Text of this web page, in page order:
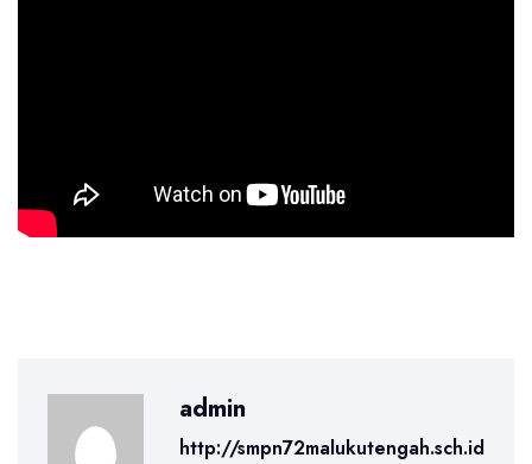
admin
http://smpn72malukutengah.sch.id